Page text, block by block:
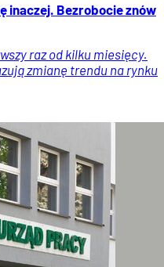
inaczej. Bezrobocie znów
raz od kilku miesięcy.
zmianę trendu na rynku